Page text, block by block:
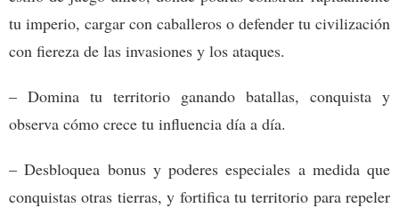
tu imperio, cargar con caballeros o defender tu civilización
con fiereza de las invasiones y los ataques.
– Domina tu territorio ganando batallas, conquista y
observa cómo crece tu influencia día a día.
– Desbloquea bonus y poderes especiales a medida que
conquistas otras tierras, y fortifica tu territorio para repeler